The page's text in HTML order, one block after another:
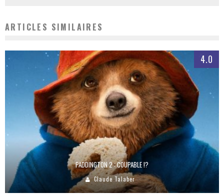
ARTICLES SIMILAIRES
4.0
PADDINGTON 2 : COUPABLE !?
Claude Talaber